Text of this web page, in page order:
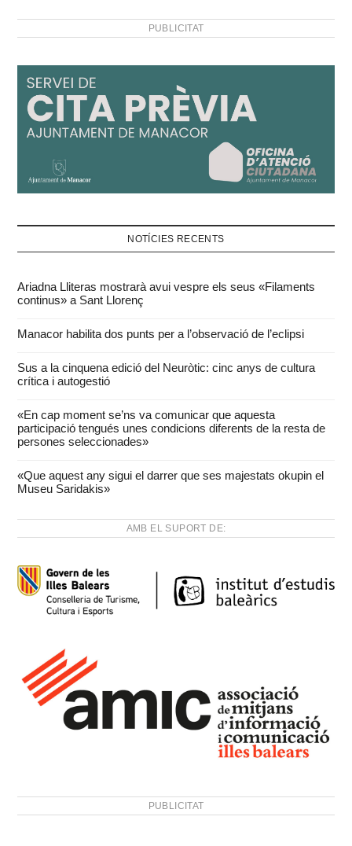
PUBLICITAT
NOTÍCIES RECENTS
Ariadna Lliteras mostrarà avui vespre els seus «Filaments
continus» a Sant Llorenç
Manacor habilita dos punts per a l’observació de l’eclipsi
Sus a la cinquena edició del Neuròtic: cinc anys de cultura
crítica i autogestió
«En cap moment se’ns va comunicar que aquesta
participació tengués unes condicions diferents de la resta de
persones seleccionades»
«Que aquest any sigui el darrer que ses majestats okupin el
Museu Saridakis»
AMB EL SUPORT DE:
PUBLICITAT